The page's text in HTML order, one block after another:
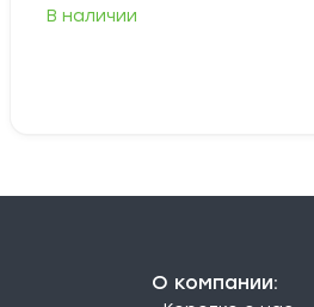
В наличии
О компании: